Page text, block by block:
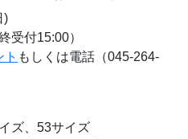
)
受付15:00）
もしくは電話（045-264-
ズ、53サイズ